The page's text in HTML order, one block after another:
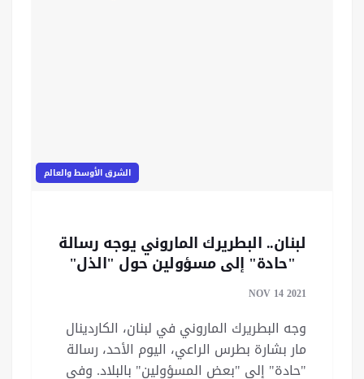
الشرق الأوسط والعالم
لبنان.. البطريرك الماروني يوجه رسالة
"حادة" إلى مسؤولين حول "الذل"
وأزمة تصريحات قرداحيNOV 14 2021
وجه البطريرك الماروني في لبنان، الكاردينال
مار بشارة بطرس الراعي، اليوم الأحد، رسالة
"حادة" إلى "بعض المسؤولين" بالبلاد. وفي